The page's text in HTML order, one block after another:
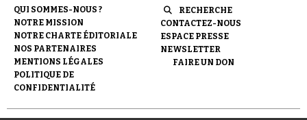
Demander à Vera
QUI SOMMES-NOUS ?
NOTRE MISSION
NOTRE CHARTE ÉDITORIALE
NOS PARTENAIRES
MENTIONS LÉGALES
POLITIQUE DE
CONFIDENTIALITÉ
RECHERCHE
CONTACTEZ-NOUS
ESPACE PRESSE
NEWSLETTER
FAIRE UN DON